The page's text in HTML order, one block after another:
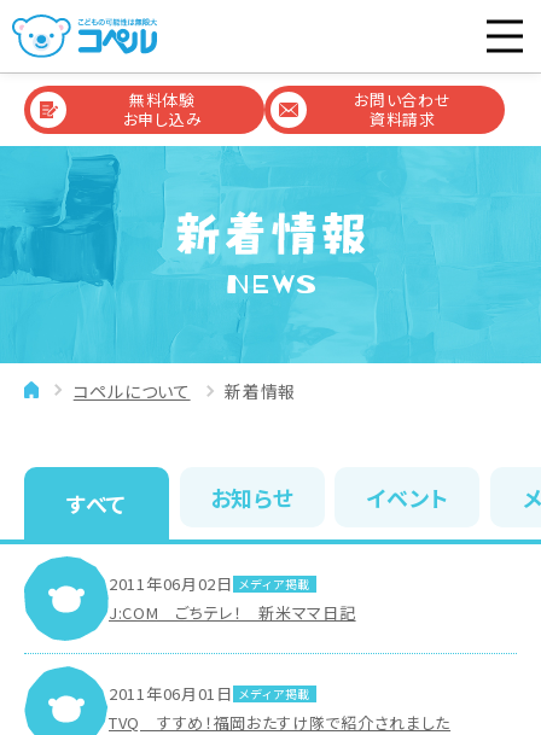
無料体験
お申し込み
お問い合わせ
資料請求
NEWS
コペルについて 新着情報
すべて お知らせ イベント
2011年06月02日 メディア掲載
J:COM ごちテレ！ 新米ママ日記
2011年06月01日 メディア掲載
TVQ すすめ！福岡おたすけ隊で紹介されました